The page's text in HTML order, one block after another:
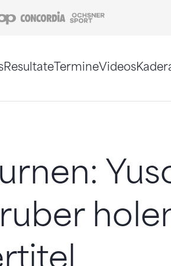
Coop Concordia
ResultateTermineVideos